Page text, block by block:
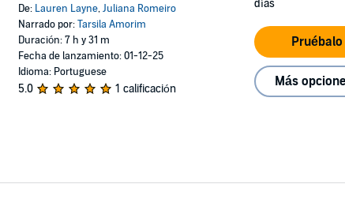
De: Lauren Layne,Juliana Romeiro
Narrado por:Tarsila Amorim
Duración: 7 h y 31 m
Fecha de lanzamiento: 01-12-25
Idioma: Portuguese
5.0 1 calificación
días
Más